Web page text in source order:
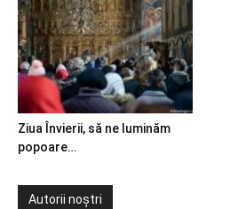
Ziua Învierii, să ne luminăm
popoare…
Autorii noștri